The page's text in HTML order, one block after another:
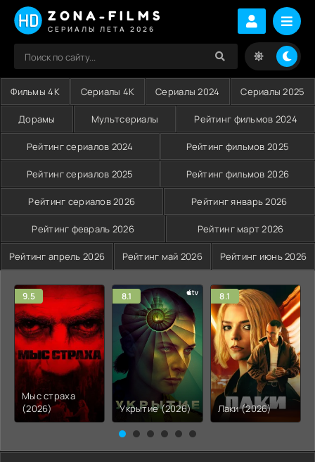
ZONA-FILMS
СЕРИАЛЫ ЛЕТА 2026
Фильмы 4K Сериалы 4K Сериалы 2024 Сериалы 2025
Дорамы Мультсериалы Рейтинг фильмов 2024
Рейтинг сериалов 2024 Рейтинг фильмов 2025
Рейтинг сериалов 2025 Рейтинг фильмов 2026
Рейтинг сериалов 2026 Рейтинг январь 2026
Рейтинг февраль 2026 Рейтинг март 2026
Рейтинг апрель 2026 Рейтинг май 2026 Рейтинг июнь 2026
9.5
Мыс страха
(2026)
8.1
Укрытие (2026)
8.1
Лаки (2026)